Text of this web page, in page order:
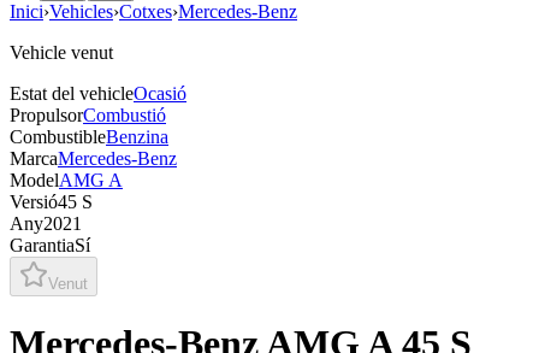
Inici›Vehicles›Cotxes›Mercedes-Benz
Vehicle venut
Estat del vehicleOcasió
PropulsorCombustió
CombustibleBenzina
MarcaMercedes-Benz
ModelAMG A
Versió45 S
Any2021
GarantiaSí
Venut
Mercedes-Benz AMG A 45 S